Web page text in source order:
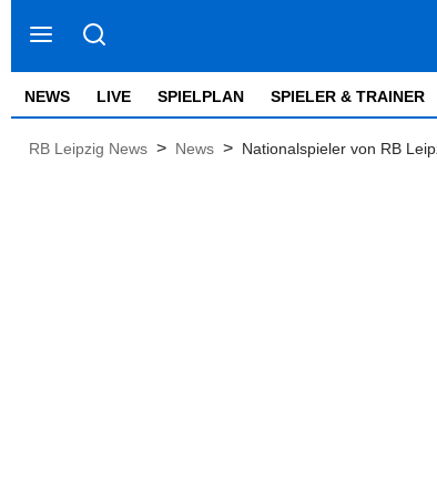
NEWS LIVE SPIELPLAN SPIELER & TRAINER
RB Leipzig News > News > Nationalspieler von RB